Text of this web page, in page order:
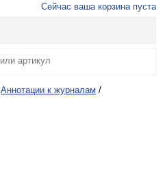
Сейчас ваша корзина пуста
Аннотации к журналам /